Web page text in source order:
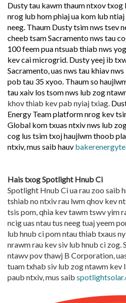
Dusty tau kawm thaum ntxov txog
nrog lub hom phiaj ua kom lub
neeg. Thaum Dusty tsim nws tsev
cheeb tsam Sacramento nws tau
100 feem pua ntsuab thiab nws
kev cai microgrid. Dusty yeej ib
Sacramento, uas nws tau khiav
pob tau 35 xyoo. Thaum so
tau xaiv los tsom nws lub zog
khov thiab kev pab nyiaj txiag.
Energy Team platform nrog kev
Global kom txuas ntxiv nws lub
cog lus tsim txoj haujlwm thoob
ntxiv, mus saib hauv
Hais txog Spotlight Hnub Ci
Spotlight Hnub Ci ua rau zoo saib
tshiab no ntxiv rau lwm qhov kev
tsis pom, qhia kev tawm tswv yim
ncig uas ntau tus neeg tuaj yeem
lub hnub ci pom ntau thiab txaus
nrawm rau kev siv lub hnub ci
ntawv pov thawj B Corporation,
tuam txhab siv lub zog ntawm kev
paub ntxiv, mus saib